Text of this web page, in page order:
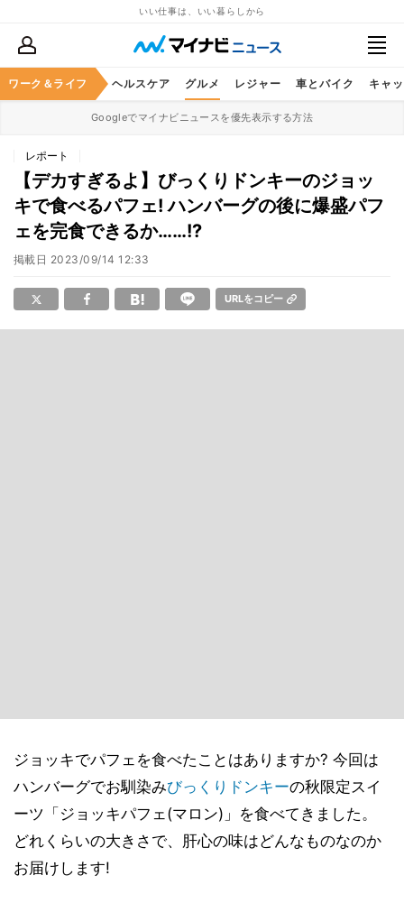
いい仕事は、いい暮らしから
ワーク＆ライフ
マネー 暮らし ヘルスケア グルメ レジャー 車とバイク キャ
Googleでマイナビニュースを優先表示する方法
レポート
【デカすぎるよ】びっくりドンキーのジョッ
キで食べるパフェ! ハンバーグの後に爆盛パフ
ェを完食できるか……!?
掲載日 2023/09/14 12:33
URLをコピー
ジョッキでパフェを食べたことはありますか? 今回は
ハンバーグでお馴染みびっくりドンキーの秋限定スイ
ーツ「ジョッキパフェ(マロン)」を食べてきました。
どれくらいの大きさで、肝心の味はどんなものなのか
お届けします!